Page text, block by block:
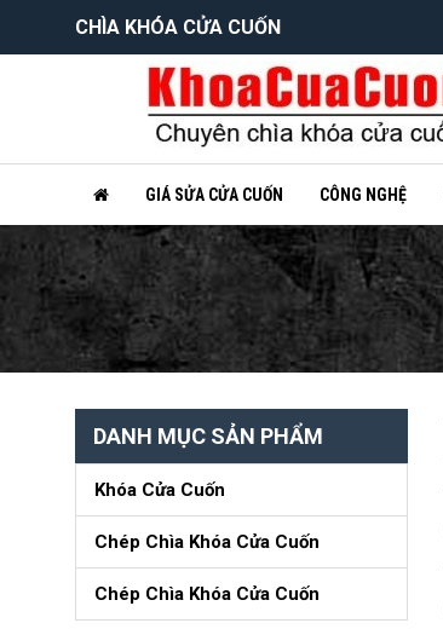
CHÌA KHÓA CỬA CUỐN
GIÁ SỬA CỬA CUỐN CÔNG NGHỆ
DANH MỤC SẢN PHẨM
Khóa Cửa Cuốn
Chép Chìa Khóa Cửa Cuốn
Chép Chìa Khóa Cửa Cuốn